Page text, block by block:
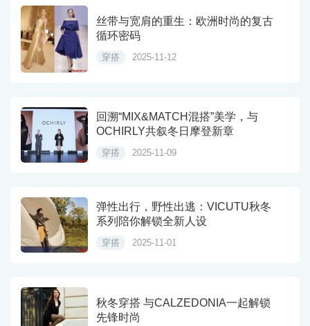
丝带与宽肩的重生：欧洲时尚的复古
循环密码
穿搭 2025-11-12
回溯“MIX&MATCH混搭”美学，与
OCHIRLY共叙冬日摩登新章
穿搭 2025-11-09
弹性出行，野性出逃：VICUTU秋冬
系列陪你解锁全新人设
穿搭 2025-11-01
秋冬穿搭 与CALZEDONIA一起解锁
先锋时尚